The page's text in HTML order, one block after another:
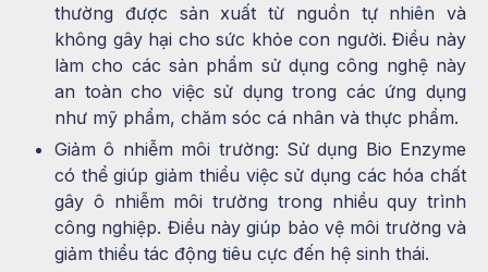
thường được sản xuất từ nguồn tự nhiên và
không gây hại cho sức khỏe con người. Điều này
làm cho các sản phẩm sử dụng công nghệ này
an toàn cho việc sử dụng trong các ứng dụng
như mỹ phẩm, chăm sóc cá nhân và thực phẩm.
Giảm ô nhiễm môi trường: Sử dụng Bio Enzyme
có thể giúp giảm thiểu việc sử dụng các hóa chất
gây ô nhiễm môi trường trong nhiều quy trình
công nghiệp. Điều này giúp bảo vệ môi trường và
giảm thiểu tác động tiêu cực đến hệ sinh thái.